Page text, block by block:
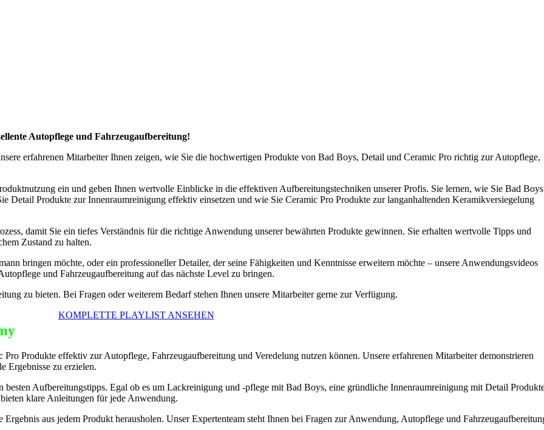
Autopflege und Fahrzeugaufbereitung!
erfahrenen Mitarbeiter Ihnen zeigen, wie Sie die hochwertigen Produkte von Bad Boys, Detail und Ceramic Pro richtig zur Autopflege,
ein und geben Ihnen wertvolle Einblicke in die effektiven Aufbereitungstechniken unserer Profis. Sie lernen, wie Sie Bad Boys
Detail Produkte zur Innenraumreinigung effektiv einsetzen und wie Sie Ceramic Pro Produkte zur langanhaltenden Keramikversiegelung
damit Sie ein tiefes Verständnis für die richtige Anwendung unserer bewährten Produkte gewinnen. Sie erhalten wertvolle Tipps und
Zustand zu halten.
bringen möchte, oder ein professioneller Detailer, der seine Fähigkeiten und Kenntnisse erweitern möchte – unsere Anwendungsvideos
und Fahrzeugaufbereitung auf das nächste Level zu bringen.
zu bieten. Bei Fragen oder weiterem Bedarf stehen Ihnen unsere Mitarbeiter gerne zur Verfügung.
KOMPLETTE PLAYLIST ANSEHEN
Produkte effektiv zur Autopflege, Fahrzeugaufbereitung und Veredelung nutzen können. Unsere erfahrenen Mitarbeiter demonstrieren
Ergebnisse zu erzielen.
Aufbereitungstipps. Egal ob es um Lackreinigung und -pflege mit Bad Boys, eine gründliche Innenraumreinigung mit Detail
klare Anleitungen für jede Anwendung.
Ergebnis aus jedem Produkt herausholen. Unser Expertenteam steht Ihnen bei Fragen zur Anwendung, Autopflege und